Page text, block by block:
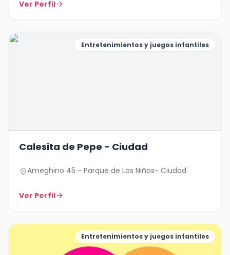
Ver Perfilarrow_forward
Entretenimientos y juegos infantiles
Calesita de Pepe - Ciudad
location_onAmeghino 45 - Parque de Los Niños- Ciudad
Ver Perfilarrow_forward
Entretenimientos y juegos infantiles